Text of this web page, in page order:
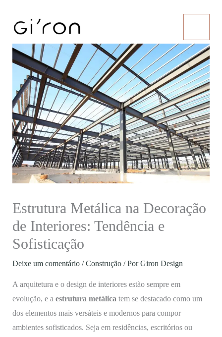
conteúdo
Estrutura Metálica na Decoração
de Interiores: Tendência e
Sofisticação
Deixe um comentário /Construção/ PorGiron Design
A arquitetura e o design de interiores estão sempre em
evolução, e a estrutura metálicatem se destacado como um
dos elementos mais versáteis e modernos para compor
ambientes sofisticados. Seja em residências, escritórios ou